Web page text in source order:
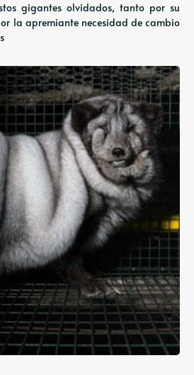
gigantes olvidados, tanto por su
la apremiante necesidad de cambio